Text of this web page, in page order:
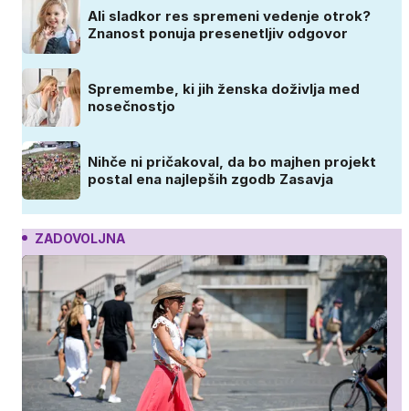
Ali sladkor res spremeni vedenje otrok?
Znanost ponuja presenetljiv odgovor
Spremembe, ki jih ženska doživlja med
nosečnostjo
Nihče ni pričakoval, da bo majhen projekt
postal ena najlepših zgodb Zasavja
ZADOVOLJNA